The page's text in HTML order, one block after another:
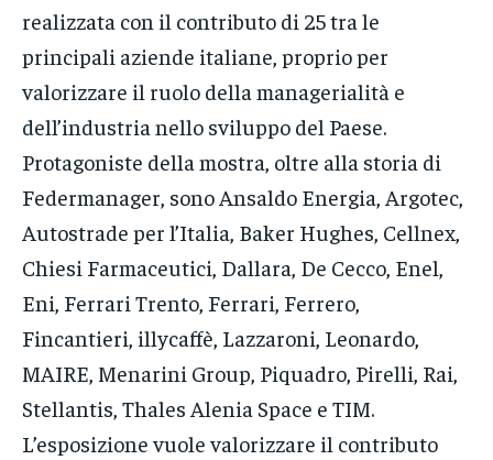
realizzata con il contributo di 25 tra le
principali aziende italiane, proprio per
valorizzare il ruolo della managerialità e
dell’industria nello sviluppo del Paese.
Protagoniste della mostra, oltre alla storia di
Federmanager, sono Ansaldo Energia, Argotec,
Autostrade per l’Italia, Baker Hughes, Cellnex,
Chiesi Farmaceutici, Dallara, De Cecco, Enel,
Eni, Ferrari Trento, Ferrari, Ferrero,
Fincantieri, illycaffè, Lazzaroni, Leonardo,
MAIRE, Menarini Group, Piquadro, Pirelli, Rai,
Stellantis, Thales Alenia Space e TIM.
L’esposizione vuole valorizzare il contributo